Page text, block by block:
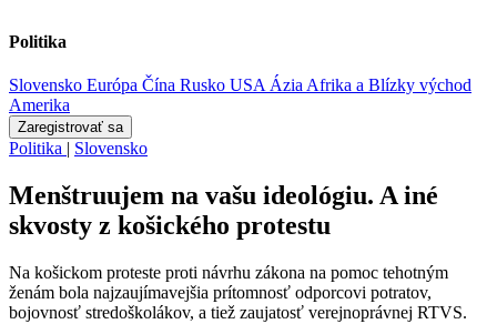
Politika
Slovensko Európa Čína Rusko USA ÁziaAfrika a Blízky východ
Amerika
Zaregistrovať sa
Politika | Slovensko
Menštruujem na vašu ideológiu. A iné
skvosty z košického protestu
Na košickom proteste proti návrhu zákona na pomoc tehotným
ženám bola najzaujímavejšia prítomnosť odporcovi potratov,
bojovnosť stredoškolákov, a tiež zaujatosť verejnoprávnej RTVS.